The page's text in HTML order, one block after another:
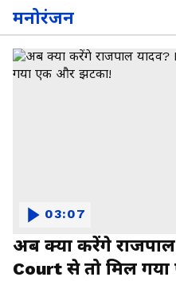
मनोरंजन
अब क्या करेंगे
Court से तो मिल
03:07